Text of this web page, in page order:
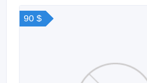
90 $